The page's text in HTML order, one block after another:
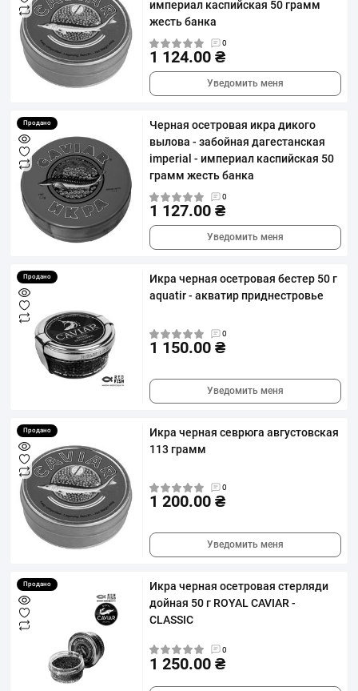
империал каспийская 50 грамм
жесть банка
0
1 124.00 ₴
Уведомить меня
Продано
Черная осетровая икра дикого
вылова - забойная дагестанская
imperial - империал каспийская 50
грамм жесть банка
0
1 127.00 ₴
Уведомить меня
Продано
Икра черная осетровая бестер 50 г
aquatir - акватир приднестровье
0
1 150.00 ₴
Уведомить меня
Продано
Икра черная севрюга августовская
113 грамм
0
1 200.00 ₴
Уведомить меня
Продано
Икра черная осетровая стерляди
дойная 50 г ROYAL CAVIAR -
CLASSIC
0
1 250.00 ₴